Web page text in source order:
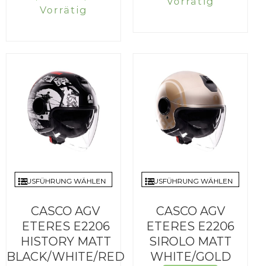
Preis
Vorrätig
AUSFÜHRUNG WÄHLEN
CASCO AGV
ETERES E2206
HISTORY MATT
BLACK/WHITE/RED
AUSFÜHRUNG WÄHLEN
CASCO AGV
ETERES E2206
SIROLO MATT
WHITE/GOLD